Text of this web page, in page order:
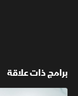
برامج ذات علاقة